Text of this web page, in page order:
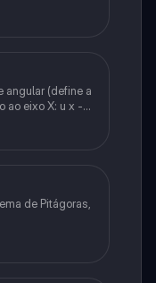
angular (define a
ao eixo X: u x -
que corta o
de Pitágoras,